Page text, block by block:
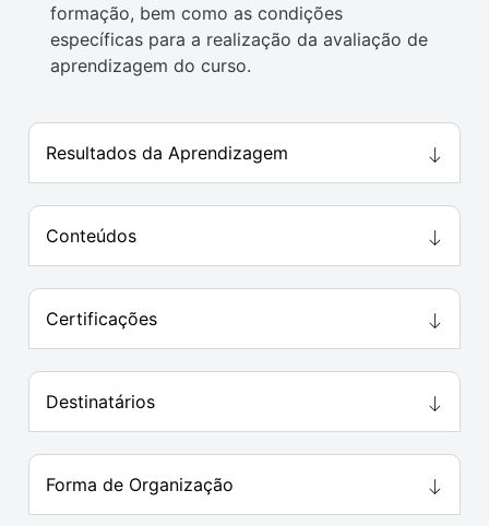
formação, bem como as condições
específicas para a realização da avaliação de
aprendizagem do curso.
Resultados da Aprendizagem
Conteúdos
Certificações
Destinatários
Forma de Organização